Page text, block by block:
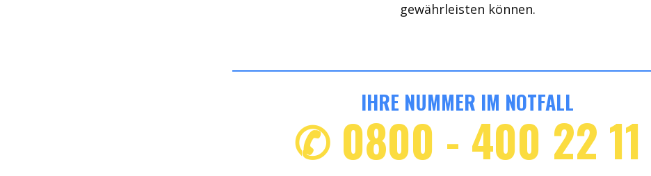
gewährleisten können.
IHRE NUMMER IM NOTFALL
✆ 0800 - 400 22 11